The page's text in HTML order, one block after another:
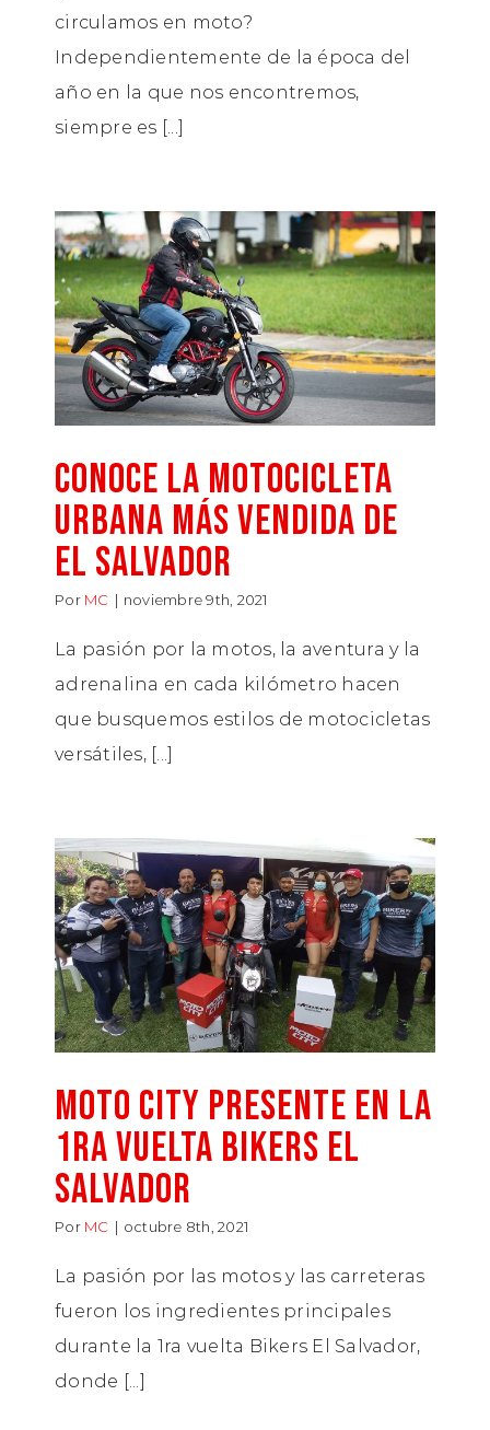
circulamos en moto?
Independientemente de la época del
año en la que nos encontremos,
siempre es [...]
Conoce la motocicleta
urbana más vendida de
El Salvador
Por MC | noviembre 9th, 2021
La pasión por la motos, la aventura y la
adrenalina en cada kilómetro hacen
que busquemos estilos de motocicletas
versátiles, [...]
Moto City presente en la
1ra Vuelta Bikers El
Salvador
Por MC | octubre 8th, 2021
La pasión por las motos y las carreteras
fueron los ingredientes principales
durante la 1ra vuelta Bikers El Salvador,
donde [...]